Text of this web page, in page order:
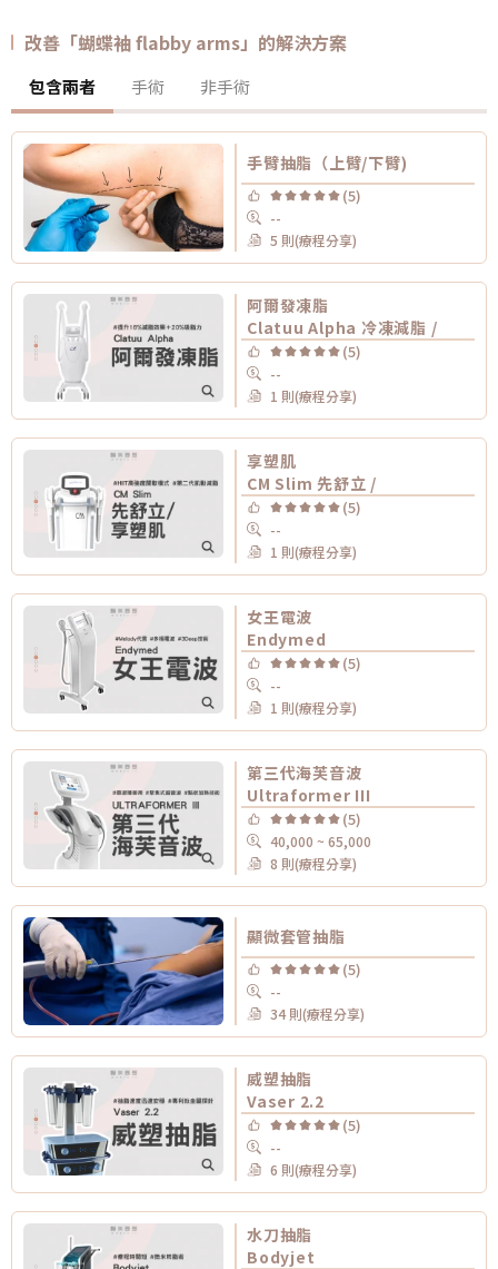
改善「蝴蝶袖 flabby arms」的解決方案
包含兩者 手術 非手術
手臂抽脂（上臂/下臂)
(5)
--
5 則(療程分享)
阿爾發凍脂
Clatuu Alpha 冷凍減脂 /
(5)
--
1 則(療程分享)
享塑肌
CM Slim 先舒立 /
(5)
--
1 則(療程分享)
女王電波
Endymed
(5)
--
1 則(療程分享)
第三代海芙音波
Ultraformer III
(5)
40,000 ~ 65,000
8 則(療程分享)
顯微套管抽脂
(5)
--
34 則(療程分享)
威塑抽脂
Vaser 2.2
(5)
--
6 則(療程分享)
水刀抽脂
Bodyjet